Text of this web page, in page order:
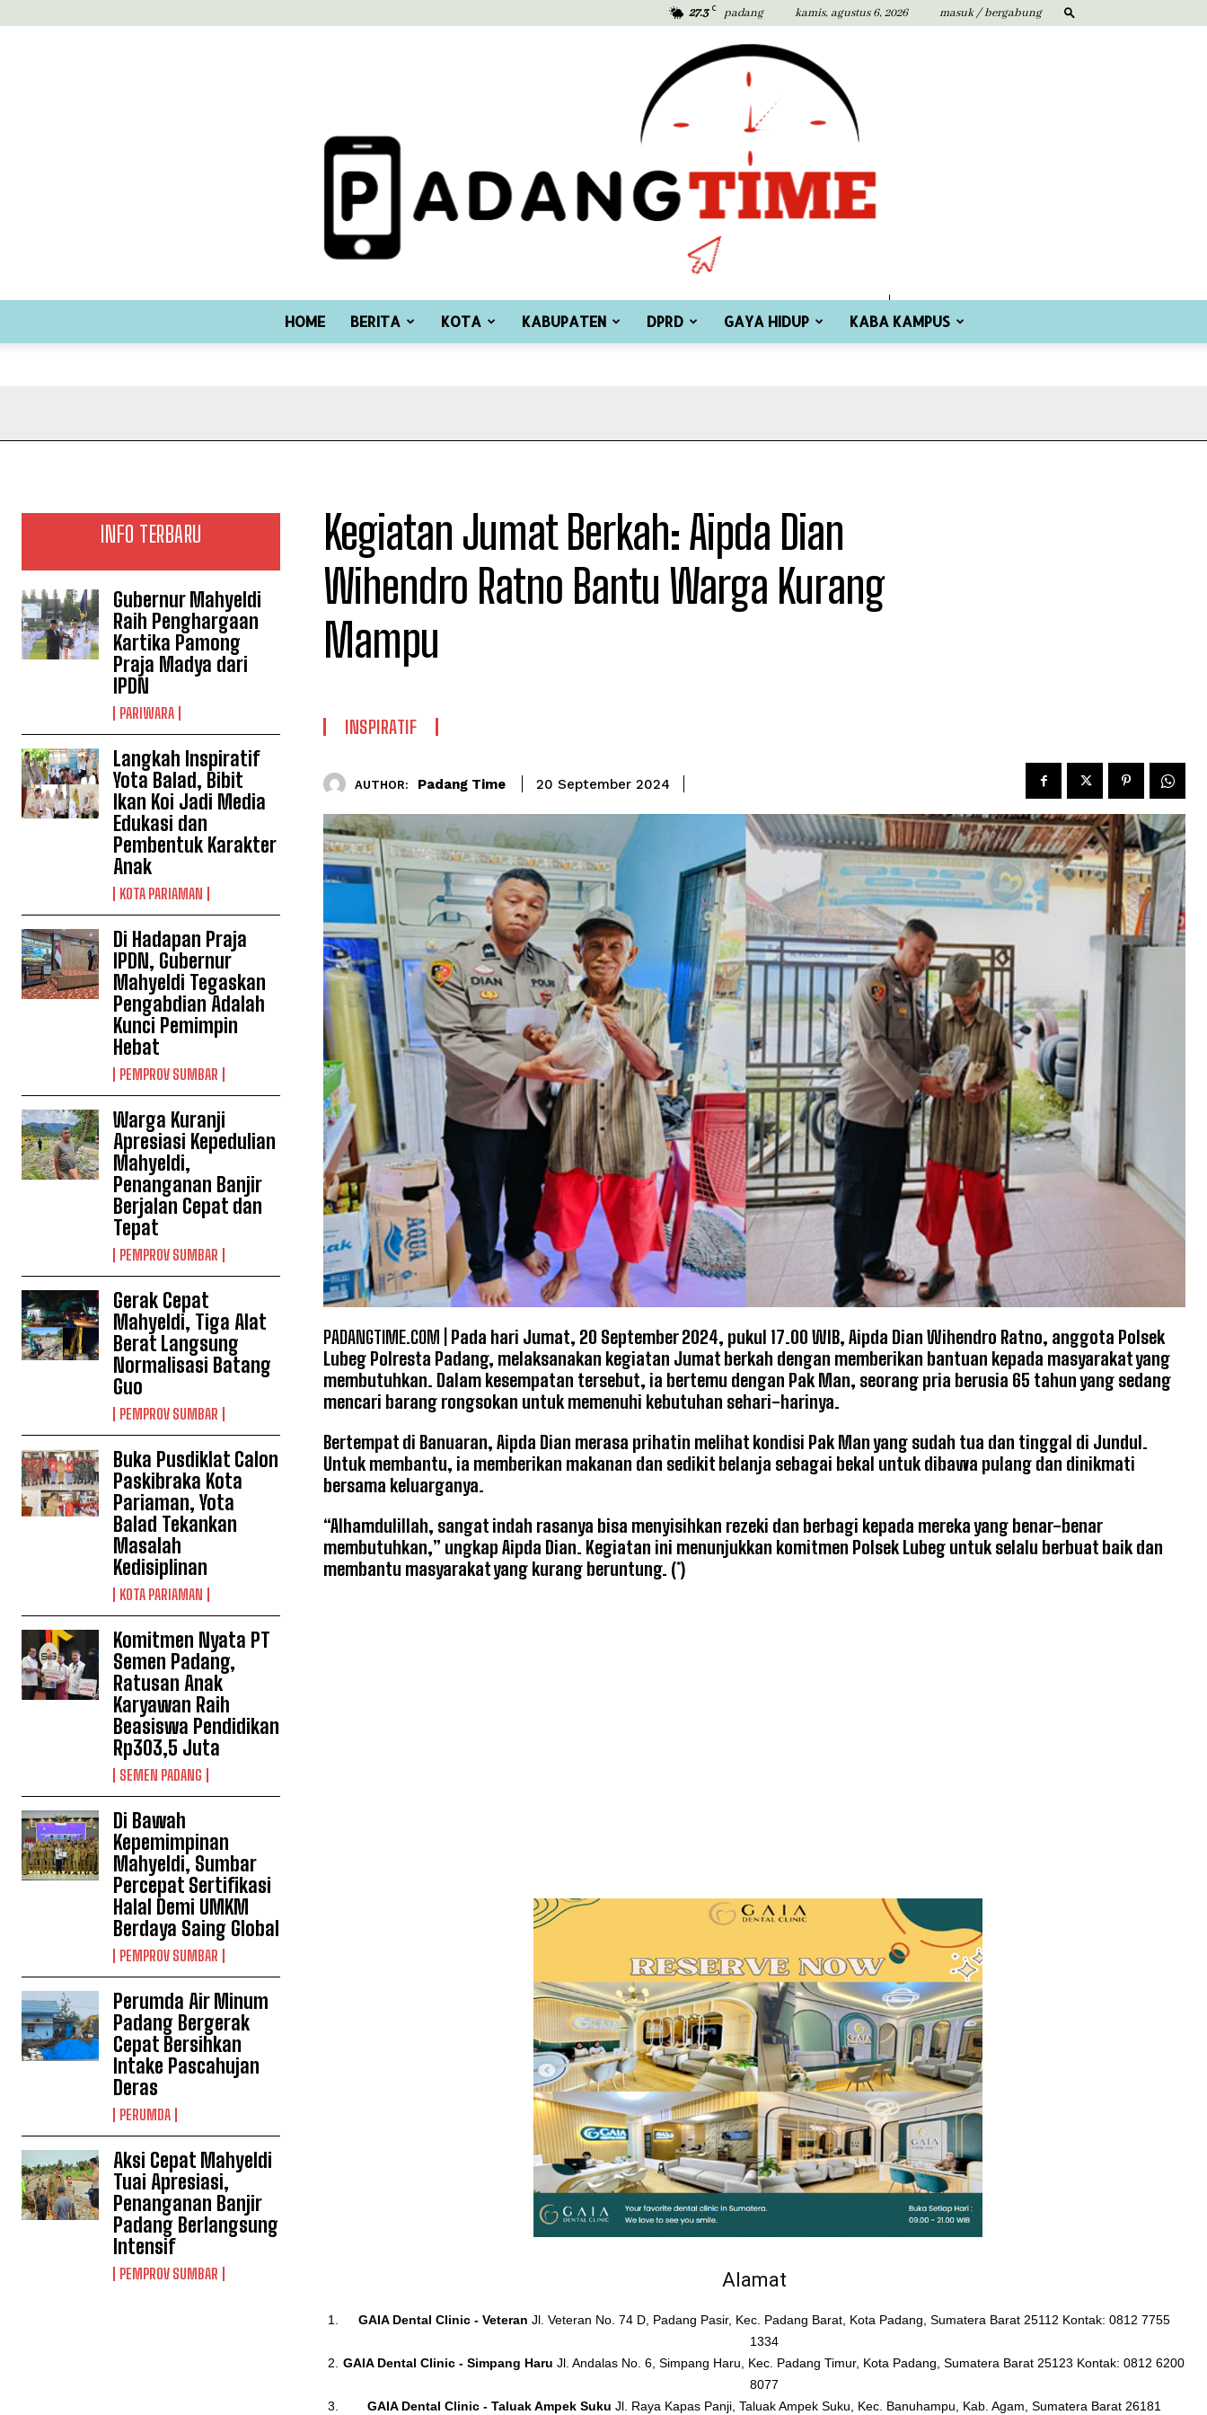
27.3 C padang kamis, agustus 6, 2026 masuk / bergabung
HOME BERITA KOTA KABUPATEN DPRD GAYA HIDUP KABA KAMPUS
INFO TERBARU
Gubernur Mahyeldi
Raih Penghargaan
Kartika Pamong
Praja Madya dari
IPDN
PARIWARA
Langkah Inspiratif
Yota Balad, Bibit
Ikan Koi Jadi Media
Edukasi dan
Pembentuk Karakter
Anak
KOTA PARIAMAN
Di Hadapan Praja
IPDN, Gubernur
Mahyeldi Tegaskan
Pengabdian Adalah
Kunci Pemimpin
Hebat
PEMPROV SUMBAR
Warga Kuranji
Apresiasi Kepedulian
Mahyeldi,
Penanganan Banjir
Berjalan Cepat dan
Tepat
PEMPROV SUMBAR
Gerak Cepat
Mahyeldi, Tiga Alat
Berat Langsung
Normalisasi Batang
Guo
PEMPROV SUMBAR
Buka Pusdiklat Calon
Paskibraka Kota
Pariaman, Yota
Balad Tekankan
Masalah
Kedisiplinan
KOTA PARIAMAN
Komitmen Nyata PT
Semen Padang,
Ratusan Anak
Karyawan Raih
Beasiswa Pendidikan
Rp303,5 Juta
SEMEN PADANG
Di Bawah
Kepemimpinan
Mahyeldi, Sumbar
Percepat Sertifikasi
Halal Demi UMKM
Berdaya Saing Global
PEMPROV SUMBAR
Perumda Air Minum
Padang Bergerak
Cepat Bersihkan
Intake Pascahujan
Deras
PERUMDA
Aksi Cepat Mahyeldi
Tuai Apresiasi,
Penanganan Banjir
Padang Berlangsung
Intensif
PEMPROV SUMBAR
Kegiatan Jumat Berkah: Aipda Dian
Wihendro Ratno Bantu Warga Kurang
Mampu
INSPIRATIF
AUTHOR: Padang Time 20 September 2024
PADANGTIME.COM | Pada hari Jumat, 20 September 2024, pukul 17.00 WIB, Aipda Dian Wihendro Ratno, anggota Polsek
Lubeg Polresta Padang, melaksanakan kegiatan Jumat berkah dengan memberikan bantuan kepada masyarakat yang
membutuhkan. Dalam kesempatan tersebut, ia bertemu dengan Pak Man, seorang pria berusia 65 tahun yang sedang
mencari barang rongsokan untuk memenuhi kebutuhan sehari-harinya.
Bertempat di Banuaran, Aipda Dian merasa prihatin melihat kondisi Pak Man yang sudah tua dan tinggal di Jundul.
Untuk membantu, ia memberikan makanan dan sedikit belanja sebagai bekal untuk dibawa pulang dan dinikmati
bersama keluarganya.
“Alhamdulillah, sangat indah rasanya bisa menyisihkan rezeki dan berbagi kepada mereka yang benar-benar
membutuhkan,” ungkap Aipda Dian. Kegiatan ini menunjukkan komitmen Polsek Lubeg untuk selalu berbuat baik dan
membantu masyarakat yang kurang beruntung. (*)
Alamat
GAIA Dental Clinic - Veteran Jl. Veteran No. 74 D, Padang Pasir, Kec. Padang Barat, Kota Padang, Sumatera Barat 25112 Kontak: 0812 7755
1334
GAIA Dental Clinic - Simpang Haru Jl. Andalas No. 6, Simpang Haru, Kec. Padang Timur, Kota Padang, Sumatera Barat 25123 Kontak: 0812 6200
8077
GAIA Dental Clinic - Taluak Ampek Suku Jl. Raya Kapas Panji, Taluak Ampek Suku, Kec. Banuhampu, Kab. Agam, Sumatera Barat 26181